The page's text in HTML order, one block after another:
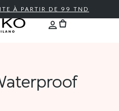
À PARTIR DE 99 TND